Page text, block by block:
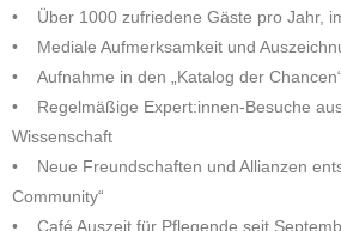
• Über 1000 zufriedene Gäste pro Jahr,
• Mediale Aufmerksamkeit und
• Aufnahme in den „Katalog der
• Regelmäßige Expert:innen-Besuche
Wissenschaft
• Neue Freundschaften und Allianzen
Community“
• Café Auszeit für Pflegende seit